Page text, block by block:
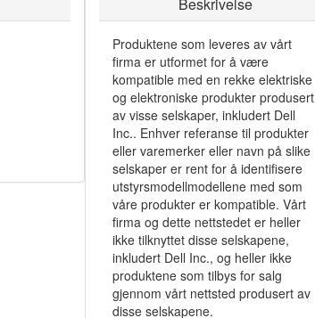
Produktene som leveres av vårt
firma er utformet for å være
kompatible med en rekke elektriske
og elektroniske produkter produsert
av visse selskaper, inkludert Dell
Inc.. Enhver referanse til produkter
eller varemerker eller navn på slike
selskaper er rent for å identifisere
utstyrsmodellmodellene med som
våre produkter er kompatible. Vårt
firma og dette nettstedet er heller
ikke tilknyttet disse selskapene,
inkludert Dell Inc., og heller ikke
produktene som tilbys for salg
gjennom vårt nettsted produsert av
disse selskapene.